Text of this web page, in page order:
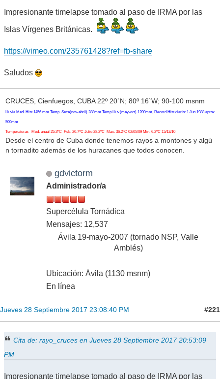
Impresionante timelapse tomado al paso de IRMA por las
Islas Vírgenes Británicas.
https://vimeo.com/235761428?ref=fb-share
Saludos
CRUCES, Cienfuegos, CUBA 22º 20`N; 80º 16`W; 90-100 msnm
Lluvia Med. Hist 1456 mm Temp. Seca(nov-abril) 288mm Temp Lluv.(may-oct) 1200mm, Record Hist diario: 1 Jun 1988 aprox
500mm
Temperaturas Med. anual 25.3ºC Feb. 20.7ºC Julio 28.2ºC Max. 36.2ºC 02/05/09 Min. 6.2ºC 15/12/10
Desde el centro de Cuba donde tenemos rayos a montones y algú
n tornadito además de los huracanes que todos conocen.
gdvictorm
Administrador/a
Supercélula Tornádica
Mensajes: 12,537
Ávila 19-mayo-2007 (tornado NSP, Valle
Amblés)
Ubicación: Ávila (1130 msnm)
En línea
Jueves 28 Septiembre 2017 23:08:40 PM #221
Cita de: rayo_cruces en Jueves 28 Septiembre 2017 20:53:09
PM
Impresionante timelapse tomado al paso de IRMA por las